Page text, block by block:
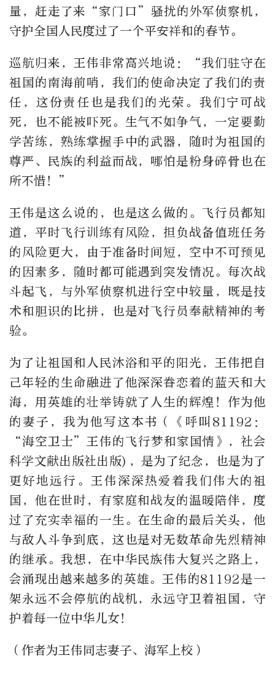
量，赶走了来“家门口”骚扰的外军侦察机，
守护全国人民度过了一个平安祥和的春节。
巡航归来，王伟非常高兴地说：“我们驻守在
祖国的南海前哨，我们的使命决定了我们的责
任，这份责任也是我们的光荣。我们宁可战
死，也不能被吓死。生气不如争气，一定要勤
学苦练，熟练掌握手中的武器，随时为祖国的
尊严、民族的利益而战，哪怕是粉身碎骨也在
所不惜！”
王伟是这么说的，也是这么做的。飞行员都知
道，平时飞行训练有风险，担负战备值班任务
的风险更大，由于准备时间短，空中不可预见
的因素多，随时都可能遇到突发情况。每次战
斗起飞，与外军侦察机进行空中较量，既是技
术和胆识的比拼，也是对飞行员奉献精神的考
验。
为了让祖国和人民沐浴和平的阳光，王伟把自
己年轻的生命融进了他深深眷恋着的蓝天和大
海，用英雄的壮举铸就了人生的辉煌！作为他
的妻子，我为他写这本书（《呼叫81192：
“海空卫士”王伟的飞行梦和家国情》，社会
科学文献出版社出版)，是为了纪念，也是为了
更好地远行。王伟深深热爱着我们伟大的祖
国，他在世时，有家庭和战友的温暖陪伴，度
过了充实幸福的一生。在生命的最后关头，他
与敌人斗争到底，这也是对无数革命先烈精神
的继承。我想，在中华民族伟大复兴之路上，
会涌现出越来越多的英雄。王伟的81192是一
架永远不会停航的战机，永远守卫着祖国，守
护着每一位中华儿女！
（作者为王伟同志妻子、海军上校）